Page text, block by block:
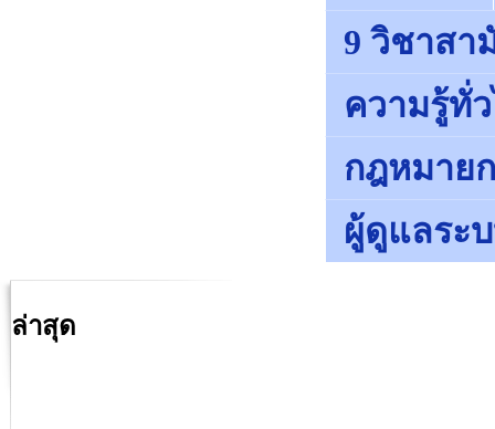
9 วิชาสา
ความรู้ทั่
กฎหมาย
ผู้ดูแลระ
ล่าสุด